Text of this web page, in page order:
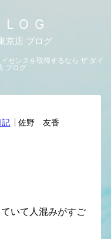
京店 ブログ
センスを取得するなら ザ ダイ
ブログ
記 佐野 友香
いて人混みがすご